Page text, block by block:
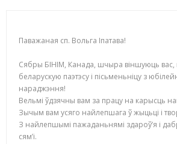
Паважаная сп. Вольга Іпатава!
Сябры БІНІМ, Канада, шчыра віншуюць
беларускую паэтэсу і пісьменьніцу з
нараджэння!
Вельмі ўдзячны вам за працу на карысць
Зычым вам усяго найлепшага ў жыцьці і
З найлепшымі пажаданьнямі здароў’я і
сям’і.